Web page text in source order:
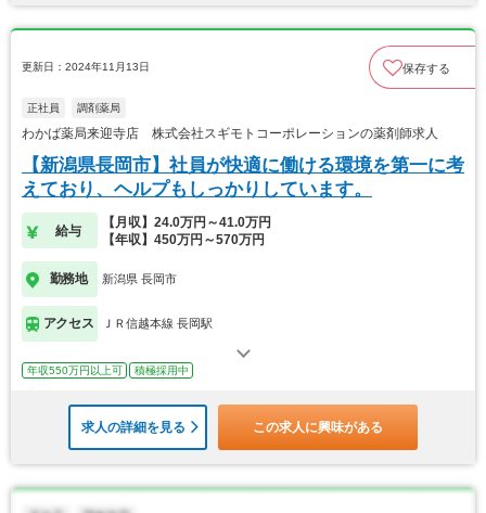
更新日：2024年11月13日 保存する
正社員 調剤薬局
わかば薬局来迎寺店 株式会社スギモトコーポレーションの薬剤師求人
【新潟県長岡市】社員が快適に働ける環境を第一に考
えており、ヘルプもしっかりしています。
給与
【月収】24.0万円～41.0万円
【年収】450万円～570万円
勤務地 新潟県 長岡市
アクセス ＪＲ信越本線 長岡駅
年収550万円以上可 積極採用中
求人の詳細を見る この求人に興味がある